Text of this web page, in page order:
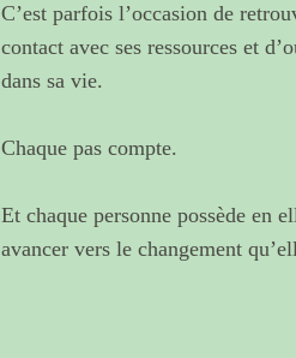
C’est parfois l’occasion de
contact avec ses ressources et
dans sa vie.
Chaque pas compte.
Et chaque personne possède en
avancer vers le changement